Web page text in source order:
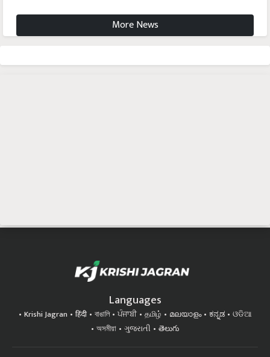
More News
Languages
Krishi Jagran हिंदी বাঙালি ਪੰਜਾਬੀ தமிழ் മലയാളം ಕನ್ನಡ
ଓଡିଆ
অসমীয়া
ગુજરાતી తెలుగు